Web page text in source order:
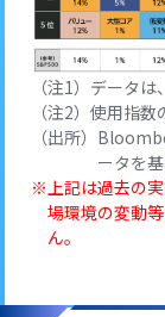
データは
使用指数
（出所）
ータを
上記は過去の
場環境の変動
ん。